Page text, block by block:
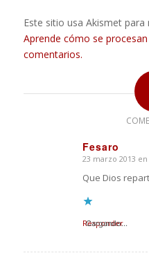
Este sitio usa Akismet para
Aprende cómo se
comentarios.
Fesaro
Dice:
23 marzo 2013 en
Que Dios
Cargando...
Responder